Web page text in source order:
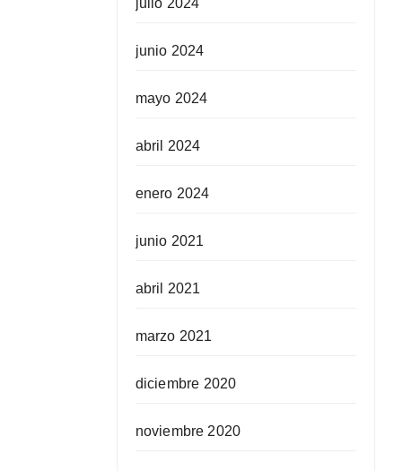
junio 2024
mayo 2024
abril 2024
enero 2024
junio 2021
abril 2021
marzo 2021
diciembre 2020
noviembre 2020